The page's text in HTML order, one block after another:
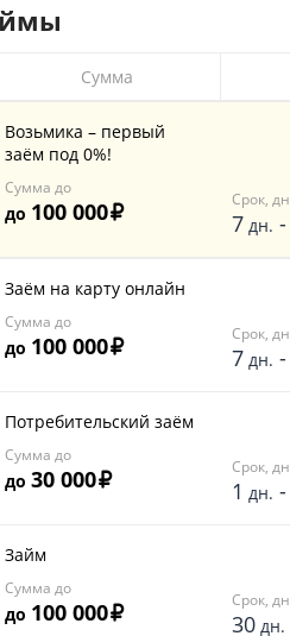
Сумма
Возьмика – первый
заём под 0%!
Сумма до
до 100 000 Срок, дн
7 дн. -
Заём на карту онлайн
Сумма до
до 100 000 Срок, дн
7 дн. -
Потребительский заём
Сумма до
до 30 000 Срок, дн
1 дн. -
Займ
Сумма до
до 100 000 Срок, дн
30 дн.